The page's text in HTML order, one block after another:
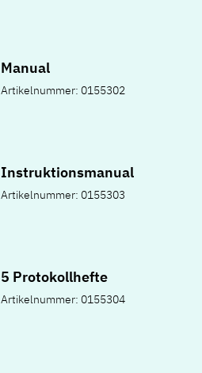
Manual
Artikelnummer: 0155302
Instruktionsmanual
Artikelnummer: 0155303
5 Protokollhefte
Artikelnummer: 0155304